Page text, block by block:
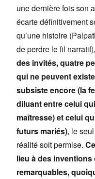
une dernière fois son
écarte définitivement
qu’une histoire
de perdre le fil
des invités, quatre
qui ne peuvent
subsiste encore (la
diluant entre celui
maîtresse) et celui
futurs mariés), le
réalité soit permise.
lieu à des
remarquables,